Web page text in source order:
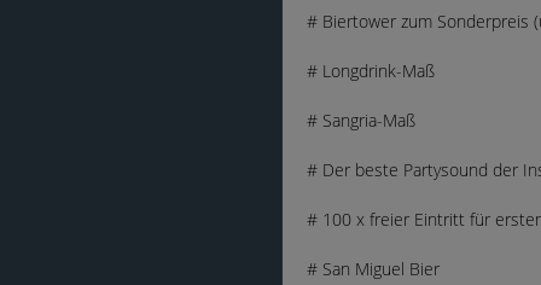
# Biertower zum Sonderpreis
# Longdrink-Maß
# Sangria-Maß
# Der beste Partysound der
# 100 x freier Eintritt für
# San Miguel Bier